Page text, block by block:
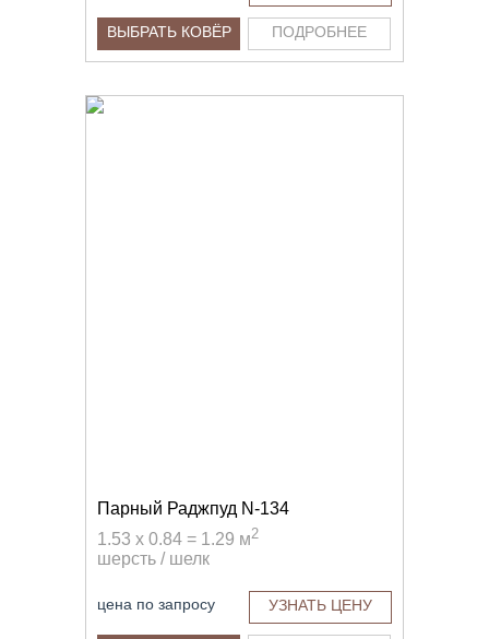
ВЫБРАТЬ КОВЁР ПОДРОБНЕЕ
Парный Раджпуд N-134
1.53 x 0.84 = 1.29 м2
шерсть / шелк
цена по запросу УЗНАТЬ ЦЕНУ